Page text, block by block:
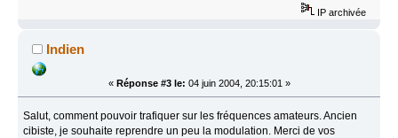
IP archivée
Indien
« Réponse #3 le: 04 juin 2004, 20:15:01 »
Salut, comment pouvoir trafiquer sur les fréquences amateurs. Ancien
cibiste, je souhaite reprendre un peu la modulation. Merci de vos